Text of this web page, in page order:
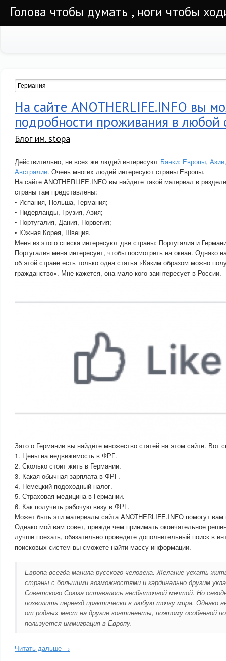
Голова чтобы думать , ноги чтобы
На сайте ANOTHERLIFE.INFO вы
подробности проживания в любой
Блог им. stopa
Действительно, не всех же людей интересуют Банки: Европы,
Австралии. Очень многих людей интересуют страны Европы.
На сайте ANOTHERLIFE.INFO вы найдете такой материал в
страны там представлены:
• Испания, Польша, Германия;
• Нидерланды, Грузия, Азия;
• Португалия, Дания, Норвегия;
• Южная Корея, Швеция.
Меня из этого списка интересуют две страны: Португалия и
Португалия меня интересует, чтобы посмотреть на океан. Однако
об этой стране есть только одна статья «Каким образом можно
гражданство». Мне кажется, она мало кого заинтересует в России.
Зато о Германии вы найдёте множество статей на этом сайте. Вот
1. Цены на недвижимость в ФРГ.
2. Сколько стоит жить в Германии.
3. Какая обычная зарплата в ФРГ.
4. Немецкий подоходный налог.
5. Страховая медицина в Германии.
6. Как получить рабочую визу в ФРГ.
Может быть эти материалы сайта ANOTHERLIFE.INFO помогут вам
Однако мой вам совет, прежде чем принимать окончательное
лучше поехать, обязательно проведите дополнительный поиск в
поисковых систем вы сможете найти массу информации.
Европа всегда манила русского человека. Желание уехать
страны с большими возможностями и кардинально другим
Советского Союза оставалось несбыточной мечтой. Но
позволить переезд практически в любую точку мира. Однако
от родных мест на другие континенты, поэтому особенной
пользуется иммиграция в Европу.
Читать дальше →